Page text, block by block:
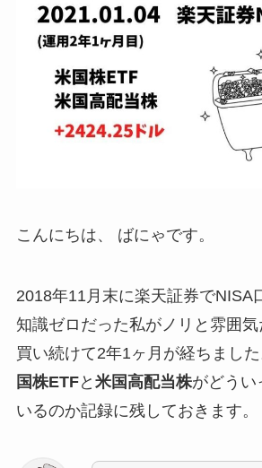
こんにちは、 ばにゃです。
2018年11月末に楽天証券でNISA
知識ゼロだった私がノリと雰囲
買い続けて2年1ヶ月が経ちまし
国株ETFと 米国高配当株がどうい
いるのか記録に残しておきます。